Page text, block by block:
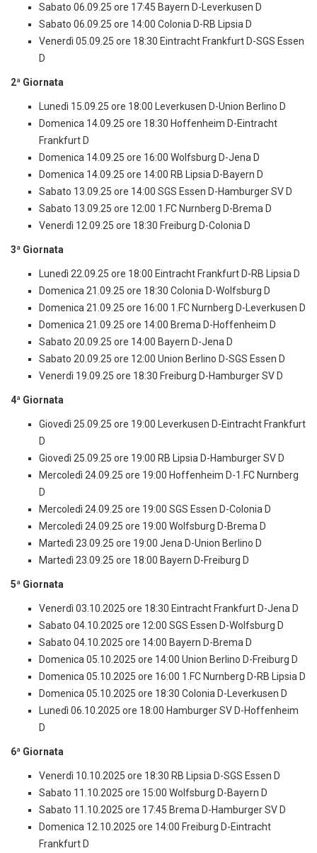
Sabato 06.09.25 ore 17:45 Bayern D-Leverkusen D
Sabato 06.09.25 ore 14:00 Colonia D-RB Lipsia D
Venerdì 05.09.25 ore 18:30 Eintracht Frankfurt D-SGS Essen
D
2ª Giornata
Lunedì 15.09.25 ore 18:00 Leverkusen D-Union Berlino D
Domenica 14.09.25 ore 18:30 Hoffenheim D-Eintracht
Frankfurt D
Domenica 14.09.25 ore 16:00 Wolfsburg D-Jena D
Domenica 14.09.25 ore 14:00 RB Lipsia D-Bayern D
Sabato 13.09.25 ore 14:00 SGS Essen D-Hamburger SV D
Sabato 13.09.25 ore 12:00 1.FC Nurnberg D-Brema D
Venerdì 12.09.25 ore 18:30 Freiburg D-Colonia D
3ª Giornata
Lunedì 22.09.25 ore 18:00 Eintracht Frankfurt D-RB Lipsia D
Domenica 21.09.25 ore 18:30 Colonia D-Wolfsburg D
Domenica 21.09.25 ore 16:00 1.FC Nurnberg D-Leverkusen D
Domenica 21.09.25 ore 14:00 Brema D-Hoffenheim D
Sabato 20.09.25 ore 14:00 Bayern D-Jena D
Sabato 20.09.25 ore 12:00 Union Berlino D-SGS Essen D
Venerdì 19.09.25 ore 18:30 Freiburg D-Hamburger SV D
4ª Giornata
Giovedì 25.09.25 ore 19:00 Leverkusen D-Eintracht Frankfurt
D
Giovedì 25.09.25 ore 19:00 RB Lipsia D-Hamburger SV D
Mercoledì 24.09.25 ore 19:00 Hoffenheim D-1.FC Nurnberg
D
Mercoledì 24.09.25 ore 19:00 SGS Essen D-Colonia D
Mercoledì 24.09.25 ore 19:00 Wolfsburg D-Brema D
Martedì 23.09.25 ore 19:00 Jena D-Union Berlino D
Martedì 23.09.25 ore 18:00 Bayern D-Freiburg D
5ª Giornata
Venerdì 03.10.2025 ore 18:30 Eintracht Frankfurt D-Jena D
Sabato 04.10.2025 ore 12:00 SGS Essen D-Wolfsburg D
Sabato 04.10.2025 ore 14:00 Bayern D-Brema D
Domenica 05.10.2025 ore 14:00 Union Berlino D-Freiburg D
Domenica 05.10.2025 ore 16:00 1.FC Nurnberg D-RB Lipsia D
Domenica 05.10.2025 ore 18:30 Colonia D-Leverkusen D
Lunedì 06.10.2025 ore 18:00 Hamburger SV D-Hoffenheim
D
6ª Giornata
Venerdì 10.10.2025 ore 18:30 RB Lipsia D-SGS Essen D
Sabato 11.10.2025 ore 15:00 Wolfsburg D-Bayern D
Sabato 11.10.2025 ore 17:45 Brema D-Hamburger SV D
Domenica 12.10.2025 ore 14:00 Freiburg D-Eintracht
Frankfurt D